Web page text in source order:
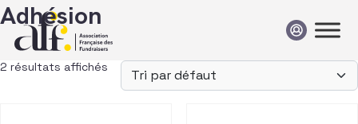
Passer au contenu
Adhésion
2 résultats affichés